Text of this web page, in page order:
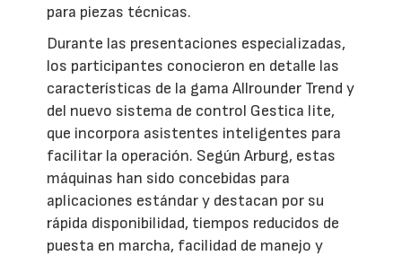
para piezas técnicas.
Durante las presentaciones especializadas,
los participantes conocieron en detalle las
características de la gama Allrounder Trend y
del nuevo sistema de control Gestica lite,
que incorpora asistentes inteligentes para
facilitar la operación. Según Arburg, estas
máquinas han sido concebidas para
aplicaciones estándar y destacan por su
rápida disponibilidad, tiempos reducidos de
puesta en marcha, facilidad de manejo y